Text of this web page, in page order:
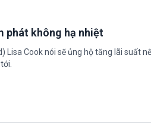
phát không hạ nhiệt
Lisa Cook nói sẽ ủng hộ tăng lãi suất